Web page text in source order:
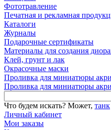
Фототравление
Печатная и рекламная
Каталоги
Журналы
Подарочные сертификаты
Материалы для создания
Клей, грунт и лак
Окрасочные маски
Проливка для миниатюры
Проливка для миниатюры
Что будем искать? Может, танк
Личный кабинет
Мои заказы